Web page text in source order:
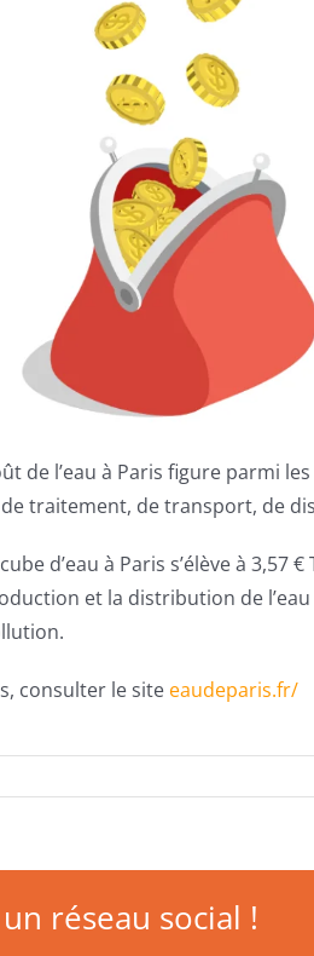
de l’eau à Paris figure parmi
traitement, de transport, de
d’eau à Paris s’élève à 3,57
et la distribution de
consulter le site eaudeparis.fr/
réseau social !